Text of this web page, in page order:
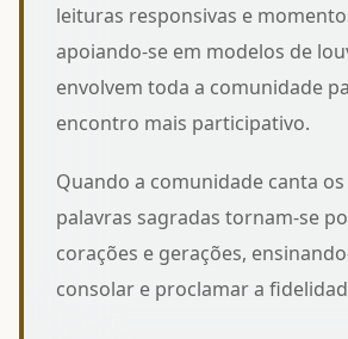
leituras responsivas e
apoiando-se em modelos de
envolvem toda a comunidade
encontro mais participativo.
Quando a comunidade canta os
palavras sagradas tornam-se
corações e gerações,
consolar e proclamar a